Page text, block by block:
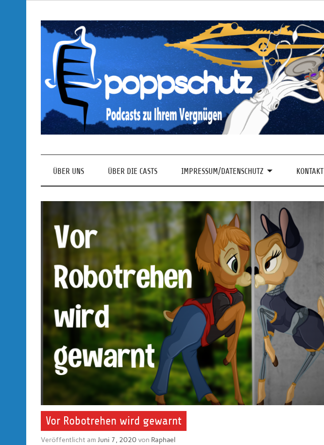
Podcasts zu Ihrem Vergnügen
ÜBER UNS ÜBER DIE CASTS IMPRESSUM/DATENSCHUTZ KONTAKT
Vor Robotrehen wird gewarnt
Veröffentlicht amJuni 7, 2020 von Raphael